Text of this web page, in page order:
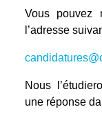
Vous pouvez
l’adresse
Nous
une réponse